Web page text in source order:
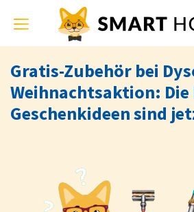
Toggle
navigation
Gratis-Zubehör bei
Weihnachtsaktion: Die
Geschenkideen sind